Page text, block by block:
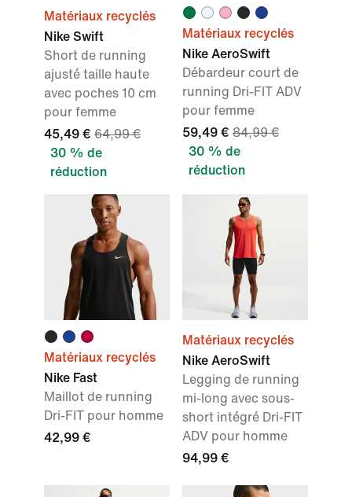
Matériaux recyclés
Nike Swift
Short de running
ajusté taille haute
avec poches 10 cm
pour femme
45,49 € 64,99 €
30 % de
réduction
Matériaux recyclés
Nike AeroSwift
Débardeur court de
running Dri-FIT ADV
pour femme
59,49 € 84,99 €
30 % de
réduction
Matériaux recyclés
Nike Fast
Maillot de running
Dri-FIT pour homme
42,99 €
Matériaux recyclés
Nike AeroSwift
Legging de running
mi-long avec sous-
short intégré Dri-FIT
ADV pour homme
94,99 €